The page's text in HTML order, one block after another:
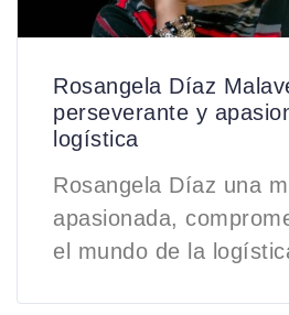
Rosangela Díaz
perseverante y
logística
Rosangela Díaz una
apasionada,
el mundo de la